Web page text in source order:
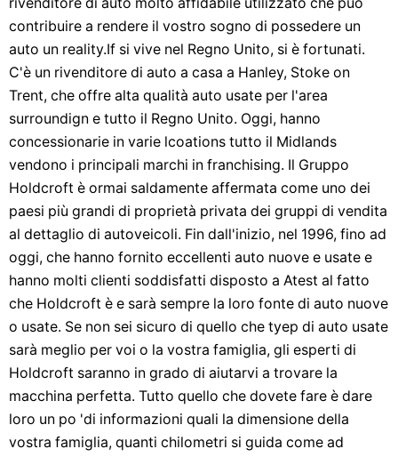
contribuire a rendere il vostro sogno di possedere un
auto un reality.If si vive nel Regno Unito, si è fortunati.
C'è un rivenditore di auto a casa a Hanley, Stoke on
Trent, che offre alta qualità auto usate per l'area
surroundign e tutto il Regno Unito. Oggi, hanno
concessionarie in varie lcoations tutto il Midlands
vendono i principali marchi in franchising. Il Gruppo
Holdcroft è ormai saldamente affermata come uno dei
paesi più grandi di proprietà privata dei gruppi di vendita
al dettaglio di autoveicoli. Fin dall'inizio, nel 1996, fino ad
oggi, che hanno fornito eccellenti auto nuove e usate e
hanno molti clienti soddisfatti disposto a Atest al fatto
che Holdcroft è e sarà sempre la loro fonte di auto nuove
o usate. Se non sei sicuro di quello che tyep di auto usate
sarà meglio per voi o la vostra famiglia, gli esperti di
Holdcroft saranno in grado di aiutarvi a trovare la
macchina perfetta. Tutto quello che dovete fare è dare
loro un po 'di informazioni quali la dimensione della
vostra famiglia, quanti chilometri si guida come ad